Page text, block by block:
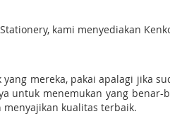
kami menyediakan
mereka, pakai apalagi jika
untuk menemukan yang benar-
kualitas terbaik.